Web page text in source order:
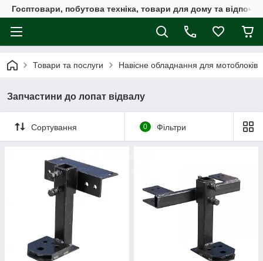
Госптовари, побутова техніка, товари для дому та
Товари та послуги Навісне обладнання для мотоблоків
Запчастини до лопат відвалу
Сортування 0 Фільтри